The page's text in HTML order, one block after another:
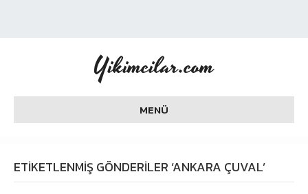
Yikimcilar.com
MENÜ
ETIKETLENMIŞ GÖNDERILER ‘ANKARA ÇUVAL’